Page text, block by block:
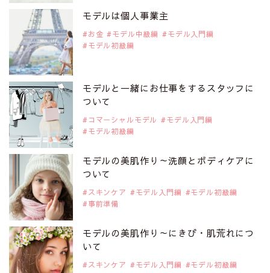
是非ご覧ください。
注目モデル 松川 来海さん
2019年9月29日
注目モデルを1名追加いたしました。
是非ご覧ください。
注目モデル 中条あやみさん
2019年9月29日
注目モデルを1名追加いたしました。
是非ご覧ください。
注目モデル 水原佑果さん
2019年9月29日
注目モデルを1名追加いたしました。
是非ご覧ください。
注目モデル CHIHARUさん
モデルは個人事業主
お金 モデル中級編
モデル入門編
モデル初級編
モデルと一緒にお仕事をするスタッフに
ついて
コマーシャルモデル
モデル入門編
モデル初級編
モデルの美肌作り～洗顔とボディケアに
ついて
スキンケア モデル入門編
モデル初級編
事前準備
モデルの美肌作り～にきび・肌荒れにつ
いて
スキンケア モデル入門編
モデル初級編